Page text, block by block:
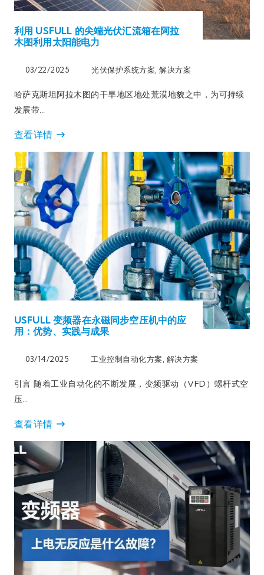
利用 USFULL 的尖端光伏汇流箱在阿拉
木图利用太阳能电力
03/22/2025 光伏保护系统方案 ,解决方案
哈萨克斯坦阿拉木图的干旱地区地处荒漠地貌之中，为可持续
发展带…
查看详情
USFULL 变频器在永磁同步空压机中的应
用：优势、实践与成果
03/14/2025 工业控制自动化方案 解决方案
引言 随着工业自动化的不断发展，变频驱动（VFD）螺杆式空
压…
查看详情